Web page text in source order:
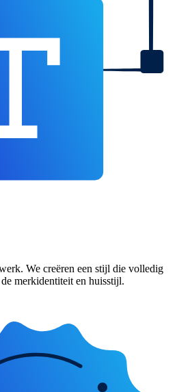
We creëren een stijl die volledig
merkidentiteit en huisstijl.